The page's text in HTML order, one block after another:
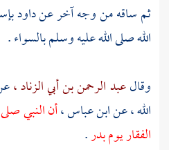
ثم ساقه من وجه آخر عنداود
الله صلى الله عليه وسلم بالسواء .
وقالعبد الرحمن بن أبي الزناد ،
الله ،عنابن عباس ،أن النبي
الفقار يومبدر.